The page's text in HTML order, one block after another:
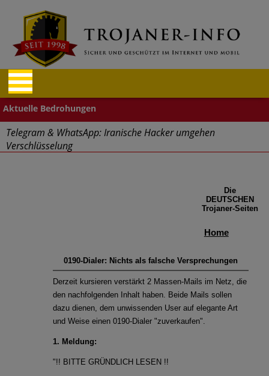
Telegram & WhatsApp: Iranische Hacker umgehen
Verschlüsselung
Cyberangriffe – Finanz- und Reisebranche betroffen
Phishing-Mails im Namen der Personalabteilung
Corona-Warn-Apps im Fokus
von Windows und im Internet Explorer
Die
DEUTSCHEN
Trojaner-Seiten
Home
0190-Dialer: Nichts als falsche Versprechungen
Derzeit kursieren verstärkt 2 Massen-Mails im Netz, die
den nachfolgenden Inhalt haben. Beide Mails sollen
dazu dienen, dem unwissenden User auf elegante Art
und Weise einen 0190-Dialer "zuverkaufen".
1. Meldung:
"!! BITTE GRÜNDLICH LESEN !!